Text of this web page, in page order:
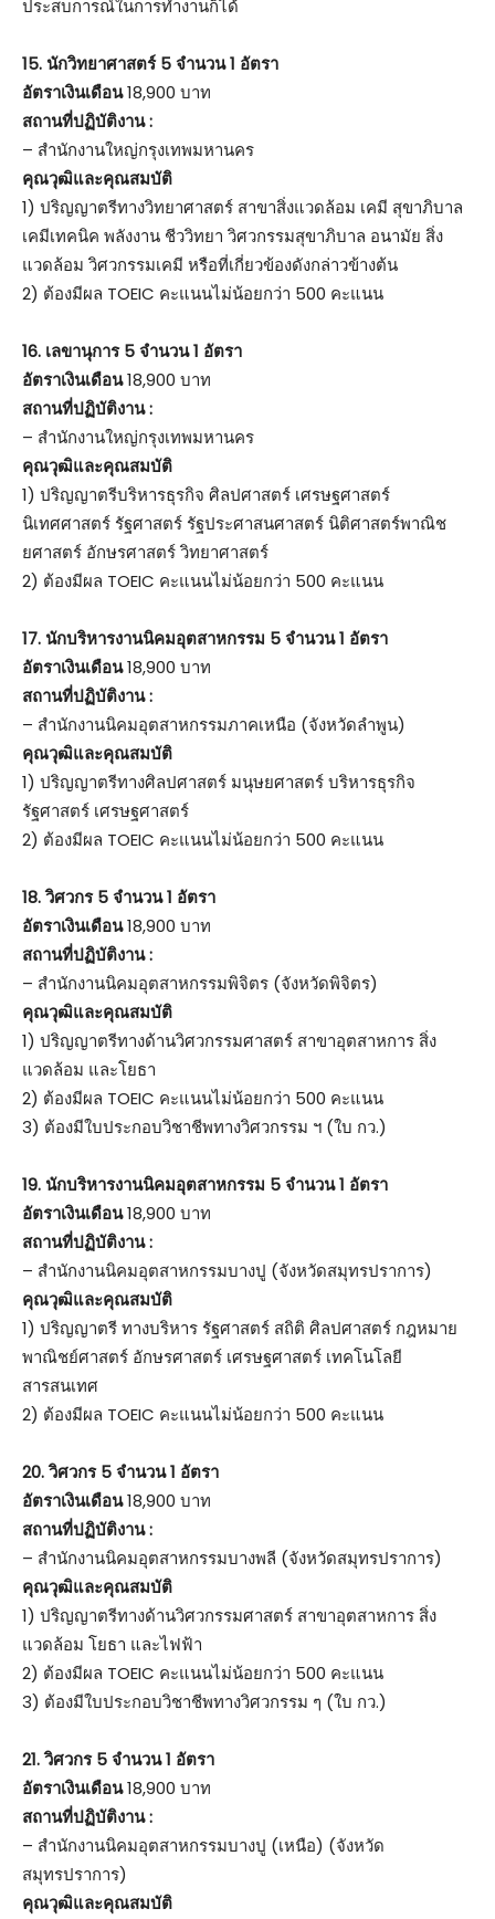
ประสบการณ์ในการทำงานก็ได้
15. นักวิทยาศาสตร์ 5 จำนวน 1 อัตรา
อัตราเงินเดือน18,900 บาท
สถานที่ปฏิบัติงาน :
– สำนักงานใหญ่กรุงเทพมหานคร
คุณวุฒิและคุณสมบัติ
1) ปริญญาตรีทางวิทยาศาสตร์ สาขาสิ่งแวดล้อม เคมี สุขาภิบาล
เคมีเทคนิค พลังงาน ชีววิทยา วิศวกรรมสุขาภิบาล อนามัย สิ่ง
แวดล้อม วิศวกรรมเคมี หรือที่เกี่ยวข้องดังกล่าวข้างต้น
2) ต้องมีผล TOEIC คะแนนไม่น้อยกว่า 500 คะแนน
16. เลขานุการ 5 จำนวน 1 อัตรา
อัตราเงินเดือน18,900 บาท
สถานที่ปฏิบัติงาน :
– สำนักงานใหญ่กรุงเทพมหานคร
คุณวุฒิและคุณสมบัติ
1) ปริญญาตรีบริหารธุรกิจ ศิลปศาสตร์ เศรษฐศาสตร์
นิเทศศาสตร์ รัฐศาสตร์ รัฐประศาสนศาสตร์ นิติศาสตร์พาณิช
ยศาสตร์ อักษรศาสตร์ วิทยาศาสตร์
2) ต้องมีผล TOEIC คะแนนไม่น้อยกว่า 500 คะแนน
17. นักบริหารงานนิคมอุตสาหกรรม 5 จำนวน 1 อัตรา
อัตราเงินเดือน18,900 บาท
สถานที่ปฏิบัติงาน :
– สำนักงานนิคมอุตสาหกรรมภาคเหนือ (จังหวัดลำพูน)
คุณวุฒิและคุณสมบัติ
1) ปริญญาตรีทางศิลปศาสตร์ มนุษยศาสตร์ บริหารธุรกิจ
รัฐศาสตร์ เศรษฐศาสตร์
2) ต้องมีผล TOEIC คะแนนไม่น้อยกว่า 500 คะแนน
18.วิศวกร 5 จำนวน 1 อัตรา
อัตราเงินเดือน18,900 บาท
สถานที่ปฏิบัติงาน :
– สำนักงานนิคมอุตสาหกรรมพิจิตร (จังหวัดพิจิตร)
คุณวุฒิและคุณสมบัติ
1) ปริญญาตรีทางด้านวิศวกรรมศาสตร์ สาขาอุตสาหการ สิ่ง
แวดล้อม และโยธา
2) ต้องมีผล TOEIC คะแนนไม่น้อยกว่า 500 คะแนน
3) ต้องมีใบประกอบวิชาชีพทางวิศวกรรม ฯ (ใบ กว.)
19. นักบริหารงานนิคมอุตสาหกรรม 5 จำนวน 1 อัตรา
อัตราเงินเดือน18,900 บาท
สถานที่ปฏิบัติงาน :
– สำนักงานนิคมอุตสาหกรรมบางปู (จังหวัดสมุทรปราการ)
คุณวุฒิและคุณสมบัติ
1) ปริญญาตรี ทางบริหาร รัฐศาสตร์ สถิติ ศิลปศาสตร์ กฎหมาย
พาณิชย์ศาสตร์ อักษรศาสตร์ เศรษฐศาสตร์ เทคโนโลยี
สารสนเทศ
2) ต้องมีผล TOEIC คะแนนไม่น้อยกว่า 500 คะแนน
20.วิศวกร 5 จำนวน 1 อัตรา
อัตราเงินเดือน18,900 บาท
สถานที่ปฏิบัติงาน :
– สำนักงานนิคมอุตสาหกรรมบางพลี (จังหวัดสมุทรปราการ)
คุณวุฒิและคุณสมบัติ
1) ปริญญาตรีทางด้านวิศวกรรมศาสตร์ สาขาอุตสาหการ สิ่ง
แวดล้อม โยธา และไฟฟ้า
2) ต้องมีผล TOEIC คะแนนไม่น้อยกว่า 500 คะแนน
3) ต้องมีใบประกอบวิชาชีพทางวิศวกรรม ๆ (ใบ กว.)
21.วิศวกร 5 จำนวน 1 อัตรา
อัตราเงินเดือน18,900 บาท
สถานที่ปฏิบัติงาน :
– สำนักงานนิคมอุตสาหกรรมบางปู (เหนือ) (จังหวัด
สมุทรปราการ)
คุณวุฒิและคุณสมบัติ